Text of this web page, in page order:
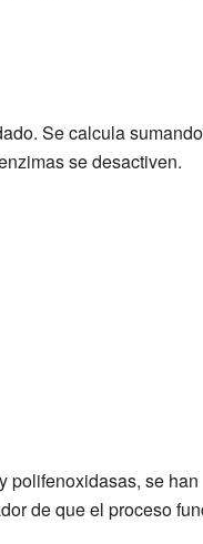
Se calcula
se desactiven.
polifenoxidasas, se han
de que el proceso